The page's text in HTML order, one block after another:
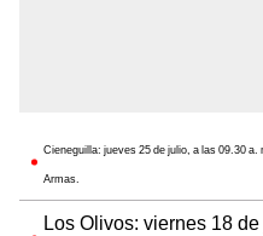
Cieneguilla: jueves 25 de julio, a las 09.30
Armas.
Los Olivos: viernes 18